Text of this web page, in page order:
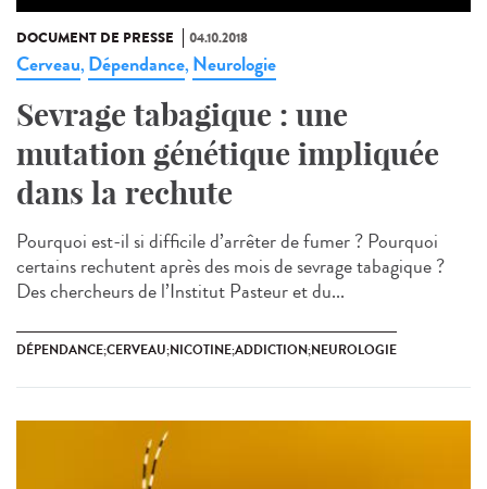
DOCUMENT DE PRESSE 04.10.2018
Cerveau, Dépendance, Neurologie
Sevrage tabagique : une
mutation génétique impliquée
dans la rechute
Pourquoi est-il si difficile d’arrêter de fumer ? Pourquoi
certains rechutent après des mois de sevrage tabagique ?
Des chercheurs de l’Institut Pasteur et du...
DÉPENDANCE;CERVEAU;NICOTINE;ADDICTION;NEUROLOGIE